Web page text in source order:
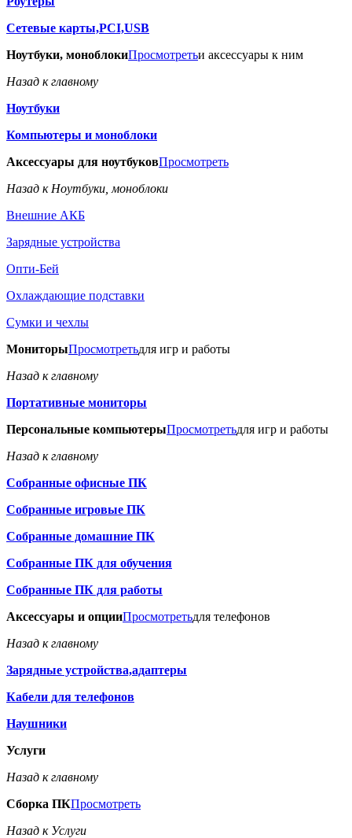
Сетевые карты,PCI,USB
Ноутбуки, моноблокиПросмотретьи аксессуары к ним
Назад к главному
Ноутбуки
Компьютеры и моноблоки
Аксессуары для ноутбуковПросмотреть
Назад к Ноутбуки, моноблоки
Внешние АКБ
Зарядные устройства
Опти-Бей
Охлаждающие подставки
Сумки и чехлы
МониторыПросмотретьдля игр и работы
Назад к главному
Портативные мониторы
Персональные компьютерыПросмотретьдля игр и работы
Назад к главному
Собранные офисные ПК
Собранные игровые ПК
Собранные домашние ПК
Собранные ПК для обучения
Собранные ПК для работы
Аксессуары и опцииПросмотретьдля телефонов
Назад к главному
Зарядные устройства,адаптеры
Кабели для телефонов
Наушники
Услуги
Назад к главному
Сборка ПКПросмотреть
Назад к Услуги